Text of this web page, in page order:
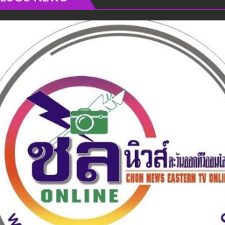
กระทรวง
การ
พัฒนา
มั่นคง
ของ
มนุษย์
เพื่อ
ขับ
เคลื่อน
ภารกิจ
ของ